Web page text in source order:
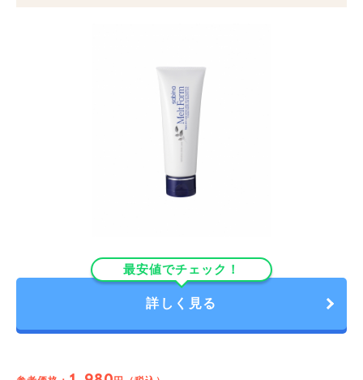
最安値でチェック！
詳しく見る